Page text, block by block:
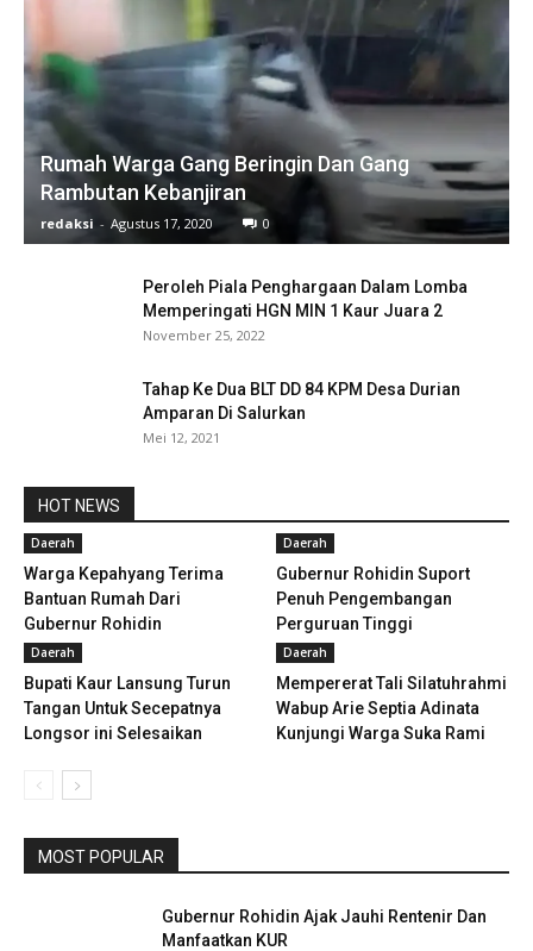
Rumah Warga Gang Beringin Dan Gang
Rambutan Kebanjiran
redaksi - Agustus 17, 2020 0
Peroleh Piala Penghargaan Dalam Lomba
Memperingati HGN MIN 1 Kaur Juara 2
November 25, 2022
Tahap Ke Dua BLT DD 84 KPM Desa Durian
Amparan Di Salurkan
Mei 12, 2021
HOT NEWS
Daerah
Warga Kepahyang Terima
Bantuan Rumah Dari
Gubernur Rohidin
Daerah
Gubernur Rohidin Suport
Penuh Pengembangan
Perguruan Tinggi
Daerah
Bupati Kaur Lansung Turun
Tangan Untuk Secepatnya
Longsor ini Selesaikan
Daerah
Mempererat Tali Silatuhrahmi
Wabup Arie Septia Adinata
Kunjungi Warga Suka Rami
MOST POPULAR
Gubernur Rohidin Ajak Jauhi Rentenir Dan
Manfaatkan KUR